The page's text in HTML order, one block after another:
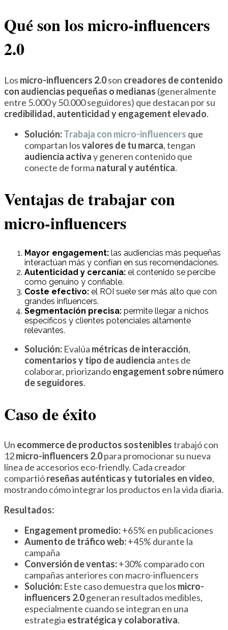
Qué son los micro-influencers
2.0
Los micro-influencers 2.0son creadores de contenido
con audiencias pequeñas o medianas (generalmente
entre 5.000 y 50.000 seguidores) que destacan por su
credibilidad, autenticidad y engagement elevado.
Solución:Trabaja con micro-influencers que
compartan losvalores de tu marca, tengan
audiencia activay generen contenido que
conecte de forma natural y auténtica.
Ventajas de trabajar con
micro-influencers
Mayor engagement: las audiencias más pequeñas
interactúan más y confían en sus recomendaciones.
Autenticidad y cercanía: el contenido se percibe
como genuino y confiable.
Coste efectivo: el ROI suele ser más alto que con
grandes influencers.
Segmentación precisa: permite llegar a nichos
específicos y clientes potenciales altamente
relevantes.
Solución: Evalúa métricas de interacción,
comentarios y tipo de audiencia antes de
colaborar, priorizandoengagement sobre número
de seguidores.
Caso de éxito
Un ecommerce de productos sosteniblestrabajó con
12micro-influencers 2.0para promocionar su nueva
línea de accesorios eco-friendly. Cada creador
compartióreseñas auténticas y tutoriales en video,
mostrando cómo integrar los productos en la vida diaria.
Resultados:
Engagement promedio:+65% en publicaciones
Aumento de tráfico web:+45% durante la
campaña
Conversión de ventas:+30% comparado con
campañas anteriores con macro-influencers
Solución: Este caso demuestra que los micro-
influencers 2.0generan resultados medibles,
especialmente cuando se integran en una
estrategia estratégica y colaborativa.